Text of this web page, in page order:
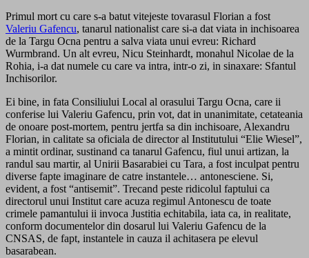
Primul mort cu care s-a batut vitejeste tovarasul Florian a fost
Valeriu Gafencu, tanarul nationalist care si-a dat viata in inchisoarea
de la Targu Ocna pentru a salva viata unui evreu: Richard
Wurmbrand. Un alt evreu, Nicu Steinhardt, monahul Nicolae de la
Rohia, i-a dat numele cu care va intra, intr-o zi, in sinaxare: Sfantul
Inchisorilor.
Ei bine, in fata Consiliului Local al orasului Targu Ocna, care ii
conferise lui Valeriu Gafencu, prin vot, dat in unanimitate, cetateania
de onoare post-mortem, pentru jertfa sa din inchisoare, Alexandru
Florian, in calitate sa oficiala de director al Institutului “Elie Wiesel”,
a mintit ordinar, sustinand ca tanarul Gafencu, fiul unui artizan, la
randul sau martir, al Unirii Basarabiei cu Tara, a fost inculpat pentru
diverse fapte imaginare de catre instantele… antonesciene. Si,
evident, a fost “antisemit”. Trecand peste ridicolul faptului ca
directorul unui Institut care acuza regimul Antonescu de toate
crimele pamantului ii invoca Justitia echitabila, iata ca, in realitate,
conform documentelor din dosarul lui Valeriu Gafencu de la
CNSAS, de fapt, instantele in cauza il achitasera pe elevul
basarabean.